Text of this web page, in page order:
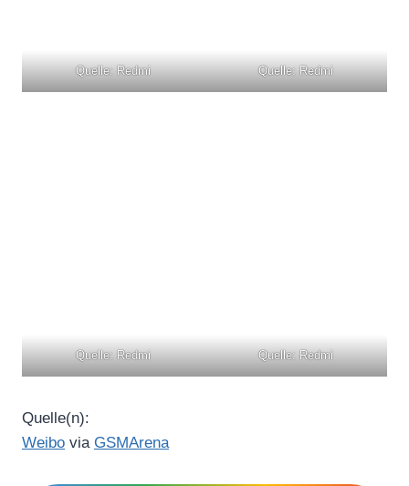
Quelle: Redmi Quelle: Redmi
Quelle: Redmi Quelle: Redmi
Quelle(n):
Weibo via GSMArena